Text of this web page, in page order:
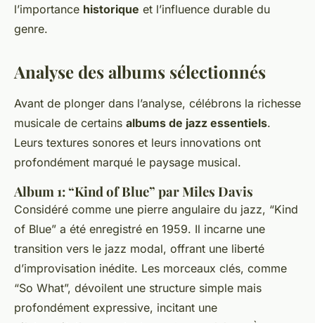
l’importance historique et l’influence durable du
genre.
Analyse des albums sélectionnés
Avant de plonger dans l’analyse, célébrons la richesse
musicale de certains albums de jazz essentiels.
Leurs textures sonores et leurs innovations ont
profondément marqué le paysage musical.
Album 1:“Kind of Blue” par Miles Davis
Considéré comme une pierre angulaire du jazz, “Kind
of Blue” a été enregistré en 1959. Il incarne une
transition vers le jazz modal, offrant une liberté
d’improvisation inédite. Les morceaux clés, comme
“So What”, dévoilent une structure simple mais
profondément expressive, incitant une